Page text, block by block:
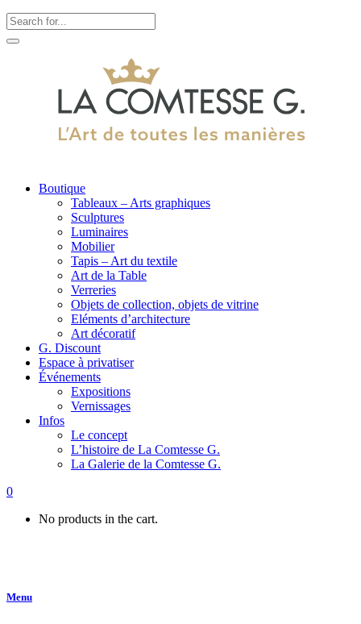
Boutique
Tableaux – Arts graphiques
Sculptures
Luminaires
Mobilier
Tapis – Art du textile
Art de la Table
Verreries
Objets de collection, objets de vitrine
Eléments d’architecture
Art décoratif
G. Discount
Espace à privatiser
Événements
Expositions
Vernissages
Infos
Le concept
L’histoire de La Comtesse G.
La Galerie de la Comtesse G.
0
No products in the cart.
Menu